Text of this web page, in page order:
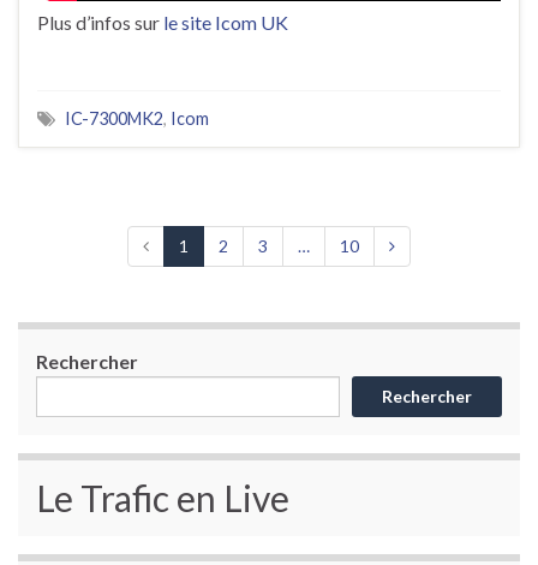
Plus d’infos sur le site Icom UK
IC-7300MK2, Icom
1 2 3 … 10
Rechercher
Rechercher
Le Trafic en Live